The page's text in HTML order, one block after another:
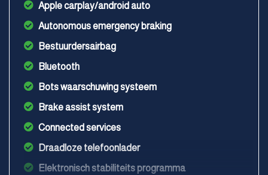
Apple carplay/android auto
Autonomous emergency braking
Bestuurdersairbag
Bluetooth
Bots waarschuwing systeem
Brake assist system
Connected services
Draadloze telefoonlader
Elektronisch stabiliteits programma